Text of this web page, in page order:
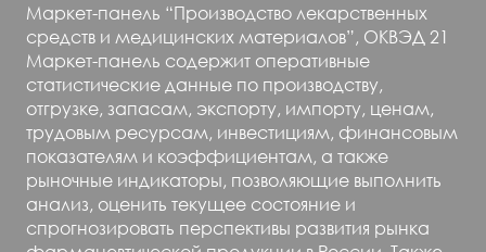
Маркет-панель “Производство лекарственных
средств и медицинских материалов”, ОКВЭД 21
Маркет-панель содержит оперативные
статистические данные по производству,
отгрузке, запасам, экспорту, импорту, ценам,
трудовым ресурсам, инвестициям, финансовым
показателям и коэффициентам, а также
рыночные индикаторы, позволяющие выполнить
анализ, оценить текущее состояние и
спрогнозировать перспективы развития рынка